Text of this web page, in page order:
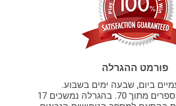
פורמט ההגרלה
ביום, שבעה ימים בשבוע.
בכל טבלה בוחרים 7 מספרים מתוך 70. בהגרלה נמשכים 17